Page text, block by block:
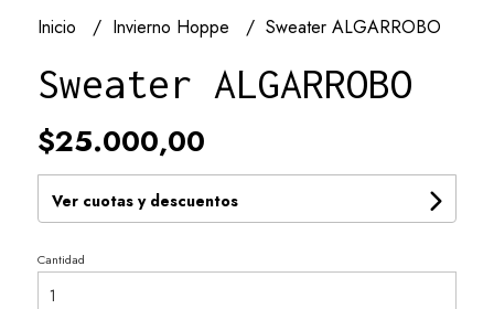
Inicio Invierno Hoppe Sweater ALGARROBO
Sweater ALGARROBO
$25.000,00
Ver cuotas y descuentos
Cantidad